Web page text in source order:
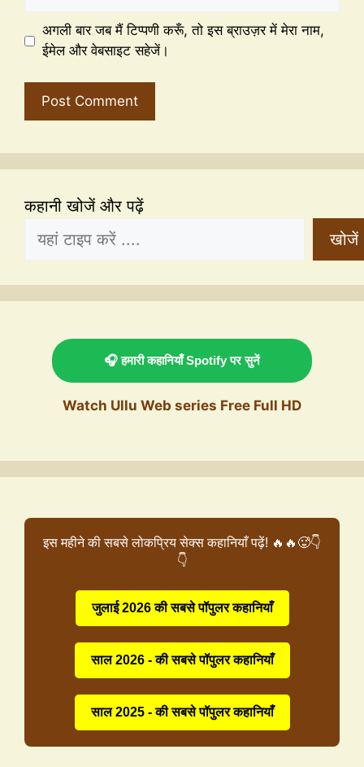
अगली बार जब मैं टिप्पणी करूँ, तो इस ब्राउज़र में मेरा नाम,
ईमेल और वेबसाइट सहेजें।
कहानी खोजें और पढ़ें
खोजें
🎧 हमारी कहानियाँ Spotify पर सुनें
Watch Ullu Web series Free Full HD
इस महीने की सबसे लोकप्रिय सेक्स कहानियाँ पढ़ें! 🔥🔥🥵👇
👇
जुलाई 2026 की सबसे पॉपुलर कहानियाँ
साल 2026 - की सबसे पॉपुलर कहानियाँ
साल 2025 - की सबसे पॉपुलर कहानियाँ